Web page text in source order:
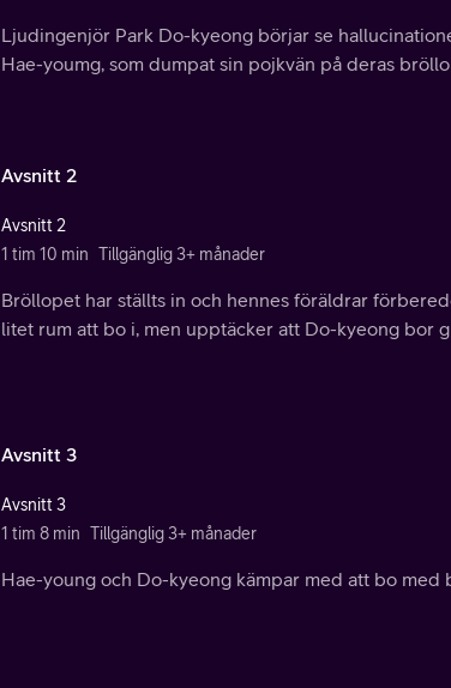
Ljudingenjör Park Do-kyeong börjar se
Hae-youmg, som dumpat sin pojkvän på deras
Avsnitt 2
Avsnitt 2
1 tim 10 min Tillgänglig 3+ månader
Bröllopet har ställts in och hennes föräldrar
litet rum att bo i, men upptäcker att Do-kyeong bor
Avsnitt 3
Avsnitt 3
1 tim 8 min Tillgänglig 3+ månader
Hae-young och Do-kyeong kämpar med att bo med